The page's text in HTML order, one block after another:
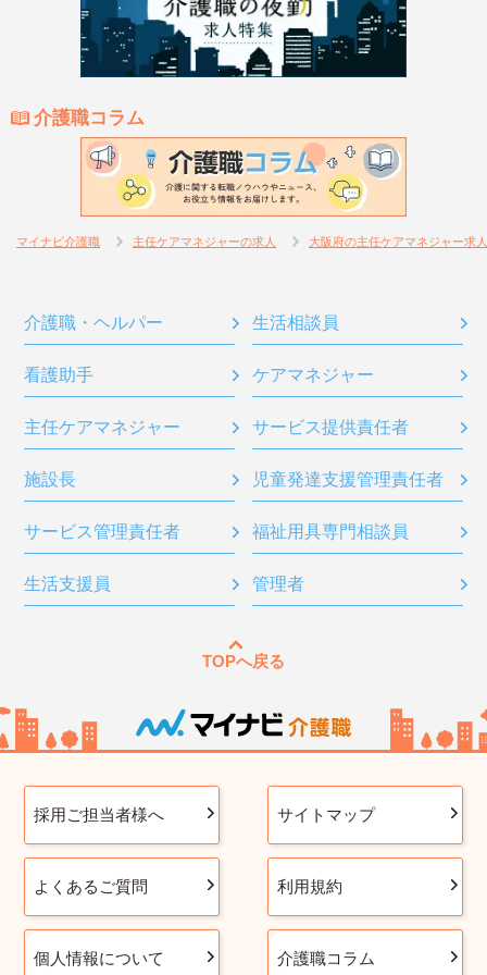
介護職コラム
マイナビ介護職 主任ケアマネジャーの求人 大阪府の主任ケアマネジャー求人
介護職・ヘルパー 生活相談員
看護助手 ケアマネジャー
主任ケアマネジャー サービス提供責任者
施設長 児童発達支援管理責任者
サービス管理責任者 福祉用具専門相談員
生活支援員 管理者
TOPへ戻る
採用ご担当者様へ サイトマップ
よくあるご質問 利用規約
個人情報について 介護職コラム